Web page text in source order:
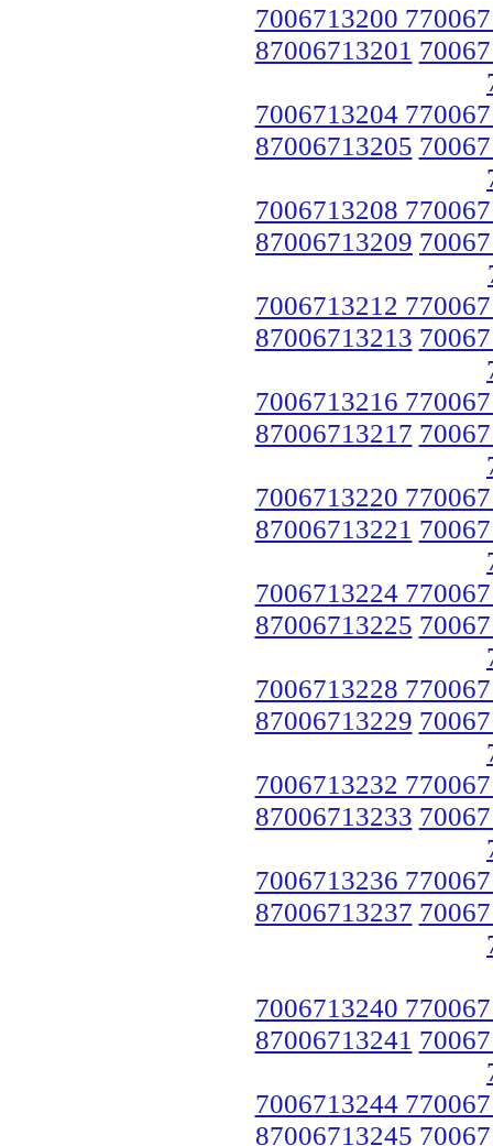
7006713200
87006713201
7006713204
87006713205
7006713208
87006713209
7006713212
87006713213
7006713216
87006713217
7006713220
87006713221
7006713224
87006713225
7006713228
87006713229
7006713232
87006713233
7006713236
87006713237
7006713240
87006713241
7006713244
87006713245